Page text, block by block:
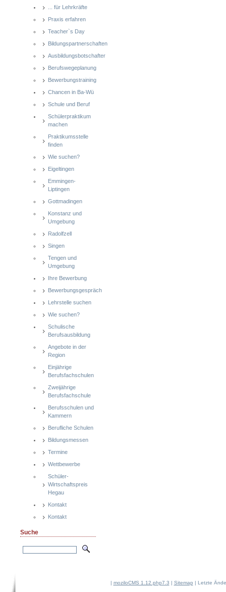
... für Lehrkräfte
Praxis erfahren
Teacher`s Day
Bildungspartnerschaften
Ausbildungsbotschafter
Berufswegeplanung
Bewerbungstraining
Chancen in Ba-Wü
Schule und Beruf
Schülerpraktikum
machen
Praktikumsstelle
finden
Wie suchen?
Eigeltingen
Emmingen-
Liptingen
Gottmadingen
Konstanz und
Umgebung
Radolfzell
Singen
Tengen und
Umgebung
Ihre Bewerbung
Bewerbungsgespräch
Lehrstelle suchen
Wie suchen?
Schulische
Berufsausbildung
Angebote in der
Region
Einjährige
Berufsfachschulen
Zweijährige
Berufsfachschule
Berufsschulen und
Kammern
Berufliche Schulen
Bildungsmessen
Termine
Wettbewerbe
Schüler-
Wirtschaftspreis
Hegau
Kontakt
Kontakt
Suche
| moziloCMS 1.12.php7.3 | Sitemap | Letzte